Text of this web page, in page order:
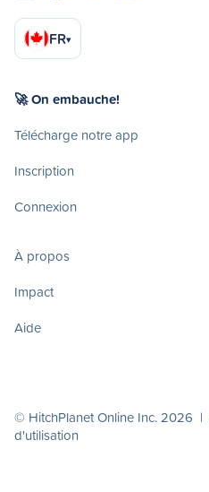
FR▾
🚀 On embauche!
Télécharge notre app
Inscription
Connexion
À propos
Impact
Aide
© HitchPlanet Online Inc. 2026 |
d'utilisation